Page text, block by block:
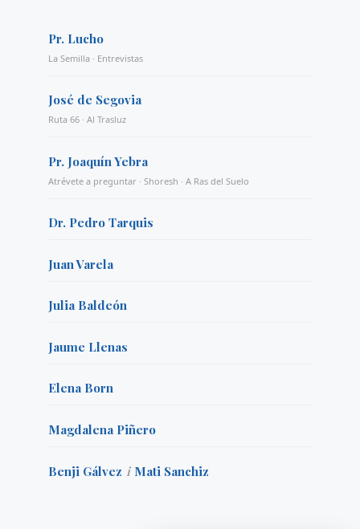
Pr. Lucho
La Semilla · Entrevistas
José de Segovia
Ruta 66 · Al Trasluz
Pr. Joaquín Yebra
Atrévete a preguntar · Shoresh · A Ras del Suelo
Dr. Pedro Tarquis
Juan Varela
Julia Baldeón
Jaume Llenas
Elena Born
Magdalena Piñero
Benji Gálvez i Mati Sanchiz